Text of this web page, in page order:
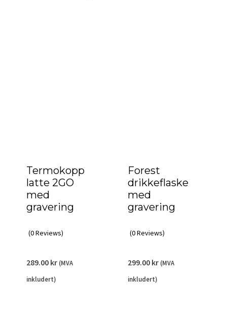
Termokopp
latte 2GO
med
gravering
(0 Reviews)
289.00 kr (MVA
inkludert)
Forest
drikkeflaske
med
gravering
(0 Reviews)
299.00 kr (MVA
inkludert)